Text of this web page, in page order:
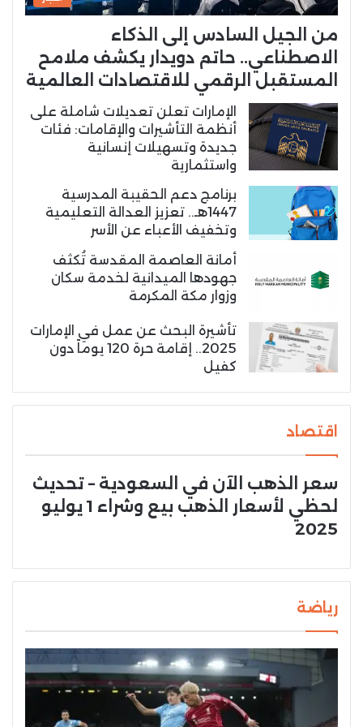
من الجيل السادس إلى الذكاء
الاصطناعي.. حاتم دويدار يكشف ملامح
المستقبل الرقمي للاقتصادات العالمية
الإمارات تعلن تعديلات شاملة على
أنظمة التأشيرات والإقامات: فئات
جديدة وتسهيلات إنسانية
واستثمارية
برنامج دعم الحقيبة المدرسية
1447هـ.. تعزيز العدالة التعليمية
وتخفيف الأعباء عن الأسر
أمانة العاصمة المقدسة تُكثف
جهودها الميدانية لخدمة سكان
وزوار مكة المكرمة
تأشيرة البحث عن عمل في الإمارات
2025.. إقامة حرة 120 يوماً دون
كفيل
اقتصاد
سعر الذهب الآن في السعودية – تحديث
لحظي لأسعار الذهب بيع وشراء 1 يوليو
2025
رياضة